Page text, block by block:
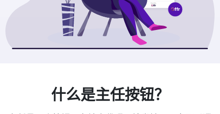
什么是主任按钮？